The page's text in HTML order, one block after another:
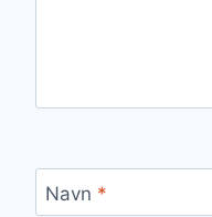
Navn *